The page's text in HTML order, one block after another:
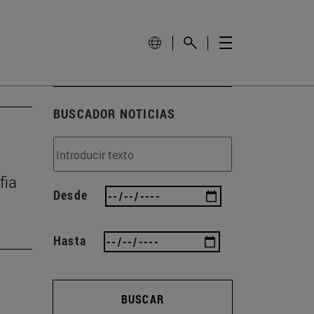
BUSCADOR NOTICIAS
Desde
Hasta
BUSCAR